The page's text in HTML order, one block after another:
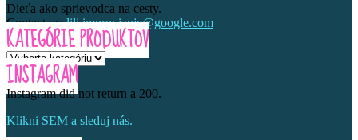
Dieťa ako sprievodca na cesty.
Contact us:lili.improvizuje@google.com
KATEGÓRIE PRODUKTOV
INSTAGRAM
Instagram did not return a 200.
Klikni SEM a sleduj nás.